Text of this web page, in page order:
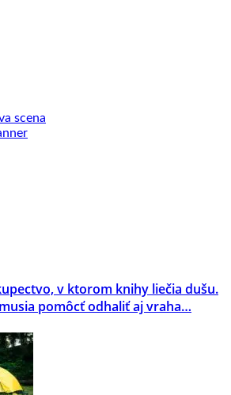
v ktorom knihy liečia dušu.
pomôcť odhaliť aj vraha…